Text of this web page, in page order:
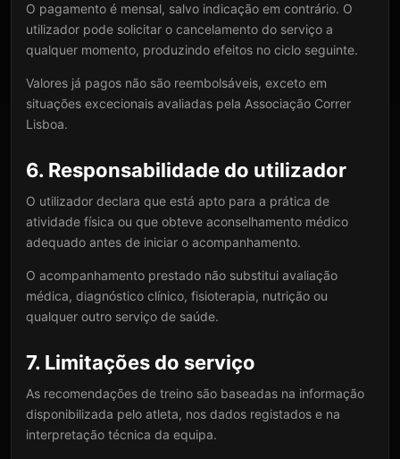
O pagamento é mensal, salvo indicação em contrário. O
utilizador pode solicitar o cancelamento do serviço a
qualquer momento, produzindo efeitos no ciclo seguinte.
Valores já pagos não são reembolsáveis, exceto em
situações excecionais avaliadas pela Associação Correr
Lisboa.
6. Responsabilidade do utilizador
O utilizador declara que está apto para a prática de
atividade física ou que obteve aconselhamento médico
adequado antes de iniciar o acompanhamento.
O acompanhamento prestado não substitui avaliação
médica, diagnóstico clínico, fisioterapia, nutrição ou
qualquer outro serviço de saúde.
7. Limitações do serviço
As recomendações de treino são baseadas na informação
disponibilizada pelo atleta, nos dados registados e na
interpretação técnica da equipa.